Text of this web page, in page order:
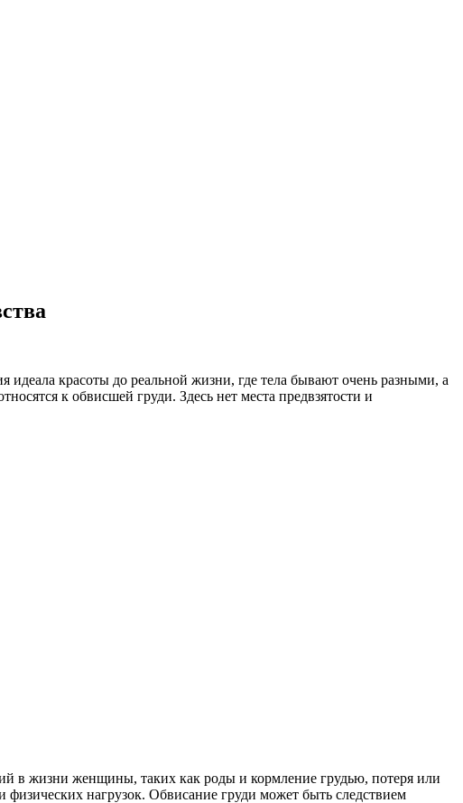
идеала красоты до реальной жизни, где тела бывают очень разными, а
к обвисшей груди. Здесь нет места предвзятости и
в жизни женщины, таких как роды и кормление грудью, потеря или
нагрузок. Обвисание груди может быть следствием